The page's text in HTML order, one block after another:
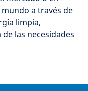
a través de
limpia,
las necesidades